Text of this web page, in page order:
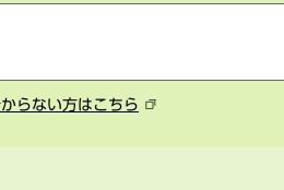
らない方はこちら